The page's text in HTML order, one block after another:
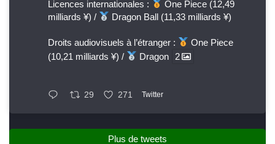
Licences internationales :
One Piece (12,49
milliards ¥) /
Dragon Ball (11,33 milliards ¥)
Droits audiovisuels à l’étranger :
One Piece
(10,21 milliards ¥) /
Dragon 2
29 271 Twitter
Plus de tweets